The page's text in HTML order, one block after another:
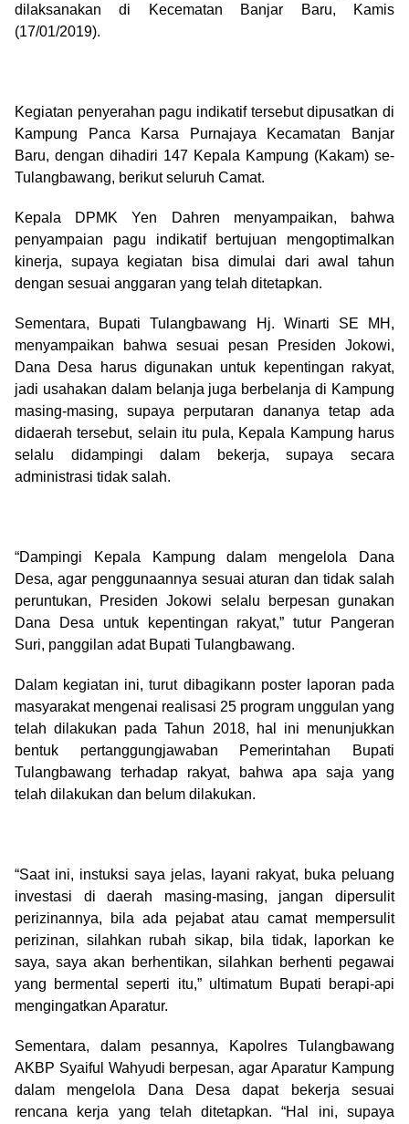
dilaksanakan di Kecematan Banjar Baru, Kamis
(17/01/2019).
Kegiatan penyerahan pagu indikatif tersebut dipusatkan di
Kampung Panca Karsa Purnajaya Kecamatan Banjar
Baru, dengan dihadiri 147 Kepala Kampung (Kakam) se-
Tulangbawang, berikut seluruh Camat.
Kepala DPMK Yen Dahren menyampaikan, bahwa
penyampaian pagu indikatif bertujuan mengoptimalkan
kinerja, supaya kegiatan bisa dimulai dari awal tahun
dengan sesuai anggaran yang telah ditetapkan.
Sementara, Bupati Tulangbawang Hj. Winarti SE MH,
menyampaikan bahwa sesuai pesan Presiden Jokowi,
Dana Desa harus digunakan untuk kepentingan rakyat,
jadi usahakan dalam belanja juga berbelanja di Kampung
masing-masing, supaya perputaran dananya tetap ada
didaerah tersebut, selain itu pula, Kepala Kampung harus
selalu didampingi dalam bekerja, supaya secara
administrasi tidak salah.
“Dampingi Kepala Kampung dalam mengelola Dana
Desa, agar penggunaannya sesuai aturan dan tidak salah
peruntukan, Presiden Jokowi selalu berpesan gunakan
Dana Desa untuk kepentingan rakyat,” tutur Pangeran
Suri, panggilan adat Bupati Tulangbawang.
Dalam kegiatan ini, turut dibagikann poster laporan pada
masyarakat mengenai realisasi 25 program unggulan yang
telah dilakukan pada Tahun 2018, hal ini menunjukkan
bentuk pertanggungjawaban Pemerintahan Bupati
Tulangbawang terhadap rakyat, bahwa apa saja yang
telah dilakukan dan belum dilakukan.
“Saat ini, instuksi saya jelas, layani rakyat, buka peluang
investasi di daerah masing-masing, jangan dipersulit
perizinannya, bila ada pejabat atau camat mempersulit
perizinan, silahkan rubah sikap, bila tidak, laporkan ke
saya, saya akan berhentikan, silahkan berhenti pegawai
yang bermental seperti itu,” ultimatum Bupati berapi-api
mengingatkan Aparatur.
Sementara, dalam pesannya, Kapolres Tulangbawang
AKBP Syaiful Wahyudi berpesan, agar Aparatur Kampung
dalam mengelola Dana Desa dapat bekerja sesuai
rencana kerja yang telah ditetapkan. “Hal ini, supaya